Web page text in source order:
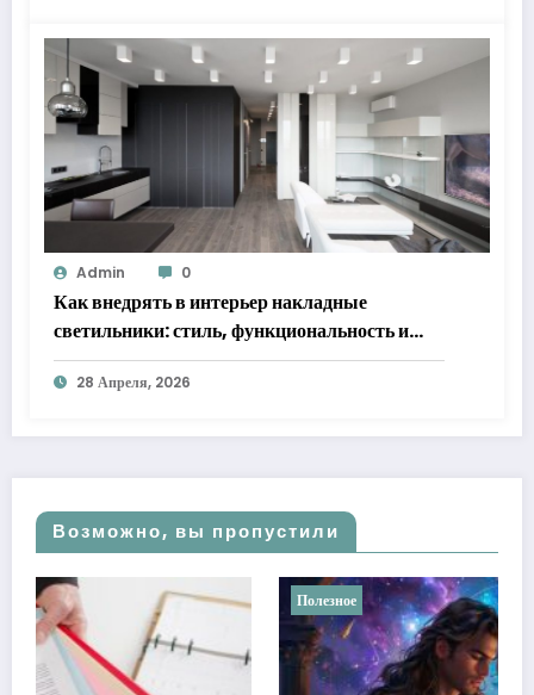
Admin 0
Как внедрять в интерьер накладные
светильники: стиль, функциональность и
практические решения
28 Апреля, 2026
Возможно, вы пропустили
Полезное